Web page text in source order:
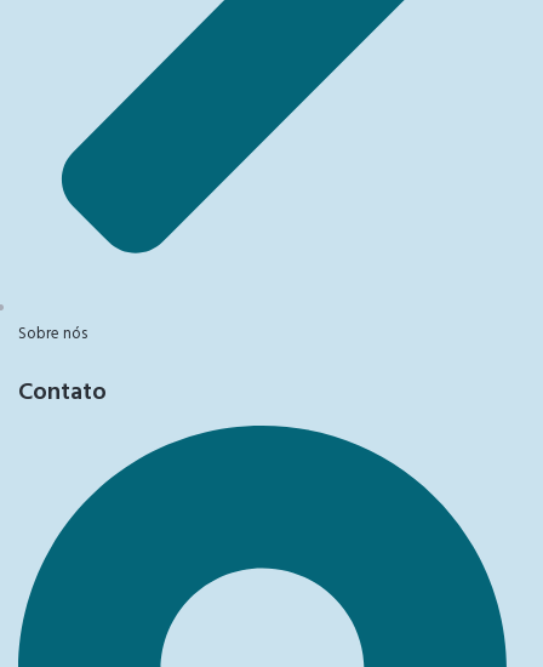
Sobre nós
Contato